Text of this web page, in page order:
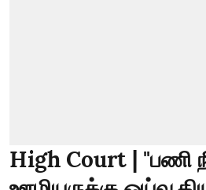
High Court | "பணி